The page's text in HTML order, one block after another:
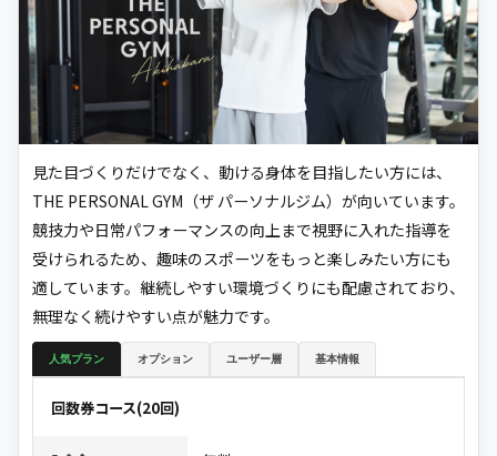
見た目づくりだけでなく、動ける身体を目指したい方には、
THE PERSONAL GYM（ザ パーソナルジム）が向いています。
競技力や日常パフォーマンスの向上まで視野に入れた指導を
受けられるため、趣味のスポーツをもっと楽しみたい方にも
適しています。継続しやすい環境づくりにも配慮されており、
無理なく続けやすい点が魅力です。
人気プラン オプション ユーザー層 基本情報
回数券コース(20回)